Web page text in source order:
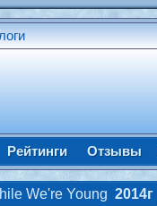
Рейтинги Отзывы
We're Young2014г